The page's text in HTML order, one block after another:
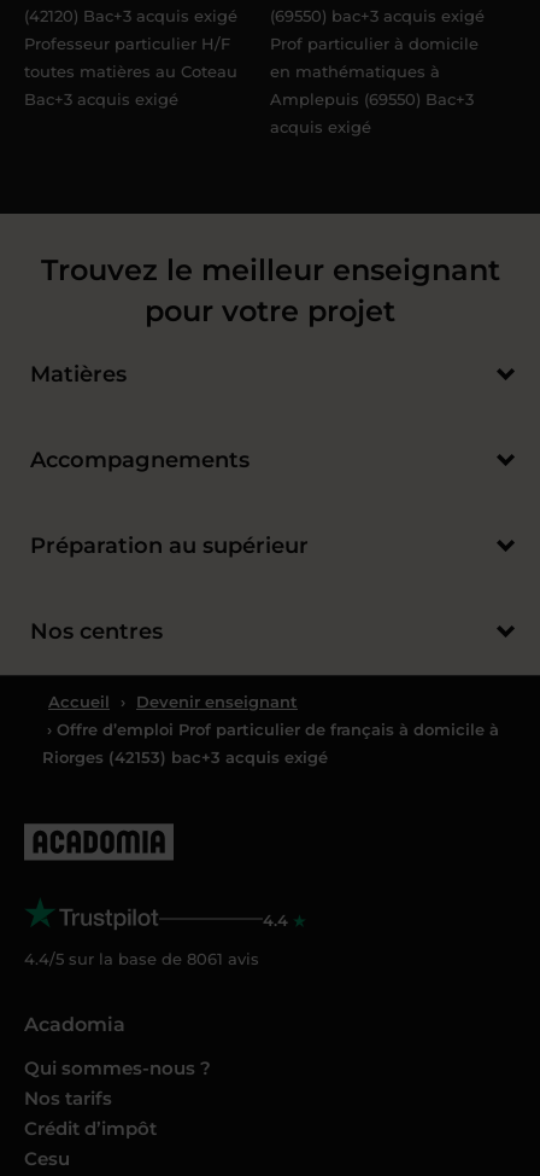
(42120) Bac+3 acquis exigé
Professeur particulier H/F
toutes matières au Coteau
Bac+3 acquis exigé
(69550) bac+3 acquis exigé
Prof particulier à domicile
en mathématiques à
Amplepuis (69550) Bac+3
acquis exigé
Trouvez le meilleur enseignant
pour votre projet
Matières
Accompagnements
Préparation au supérieur
Nos centres
Accueil ›
Devenir enseignant
› Offre d’emploi Prof particulier de français à domicile à
Riorges (42153) bac+3 acquis exigé
4.4
4.4/5 sur la base de 8061 avis
Acadomia
Qui sommes-nous ?
Nos tarifs
Crédit d’impôt
Cesu